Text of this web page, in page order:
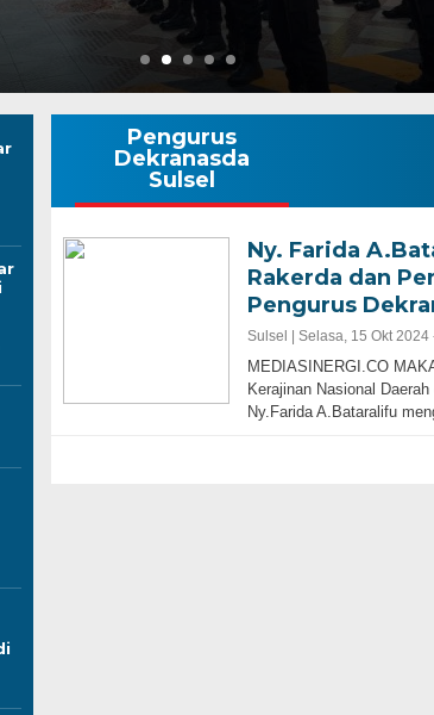
Pengurus
Dekranasda
Sulsel
Ny. Farida
Rakerda dan
Pengurus
Sulsel | Selasa, 15 Okt 2024
MEDIASINERGI.CO
Kerajinan Nasional
Ny.Farida A.Bataralifu